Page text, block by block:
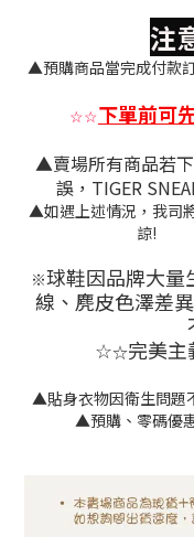
注
▲預購商品當完成付款
☆☆下單前可
▲賣場所有商品若
誤，TIGER
▲如遇上述情況，我司
※球鞋因品牌大量
線、麂皮色澤差異
☆☆完美
▲貼身衣物因衛生問題
▲預購、零碼優